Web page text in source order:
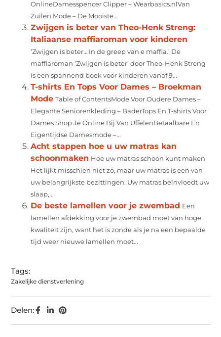
OnlineDamesspencer Clipper – Wearbasics.nlVan
Zuilen Mode – De Mooiste...
Zwijgen is beter van Theo-Henk Streng:
Italiaanse maffiaroman voor kinderen
‘Zwijgen is beter… In de greep van e maffia.’ De
maffiaroman ‘Zwijgen is beter’ door Theo-Henk Streng
is een spannend boek voor kinderen vanaf 9...
T-shirts En Tops Voor Dames – Broekman
Mode Table of ContentsMode Voor Oudere Dames –
Elegante Seniorenkleding – BaderTops En T-shirts Voor
Dames Shop Je Online Bij Van UffelenBetaalbare En
Eigentijdse Damesmode –...
Acht stappen hoe u uw matras kan
schoonmaken Hoe uw matras schoon kunt maken
Het lijkt misschien niet zo, maar uw matras is een van
uw belangrijkste bezittingen. Uw matras beïnvloedt uw
slaap,...
De beste lamellen voor je zwembad Een
lamellen afdekking voor je zwembad moet van hoge
kwaliteit zijn, want het is zonde als je na een bepaalde
tijd weer nieuwe lamellen moet...
Tags:
Zakelijke dienstverlening
Delen: